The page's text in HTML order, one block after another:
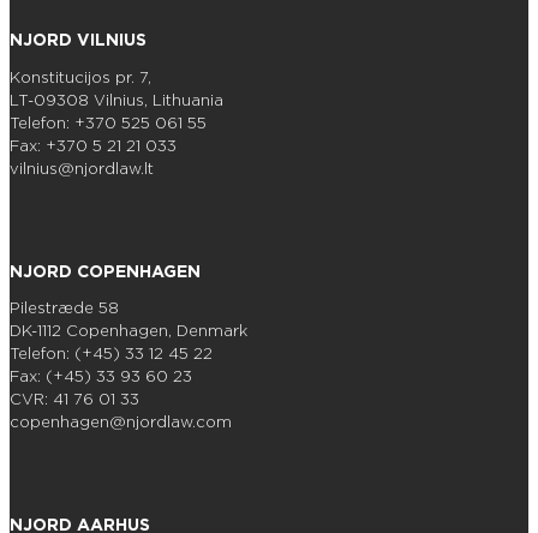
NJORD VILNIUS
Konstitucijos pr. 7,
LT-09308 Vilnius, Lithuania
Telefon: +370 525 061 55
Fax: +370 5 21 21 033
vilnius@njordlaw.lt
NJORD COPENHAGEN
Pilestræde 58
DK-1112 Copenhagen, Denmark
Telefon: (+45) 33 12 45 22
Fax: (+45) 33 93 60 23
CVR: 41 76 01 33
copenhagen@njordlaw.com
NJORD AARHUS